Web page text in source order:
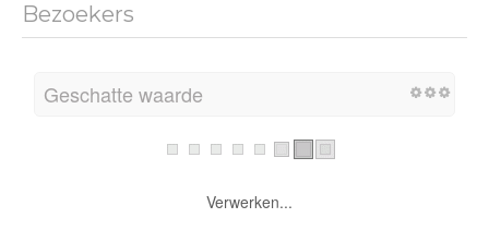
Bezoekers
Geschatte waarde
Verwerken...